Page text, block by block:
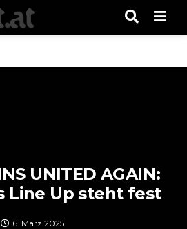
UNITED AGAIN:
Line Up steht fest
6. März 2025